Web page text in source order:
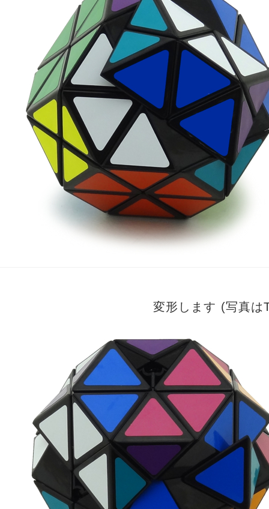
変形します (写真は